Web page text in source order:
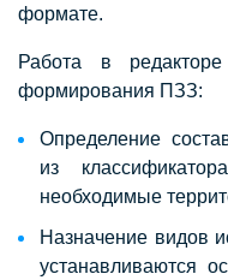
формате.
Работа в редакторе
формирования ПЗЗ:
Определение
из
необходимые
Назначение видов
устанавливаются